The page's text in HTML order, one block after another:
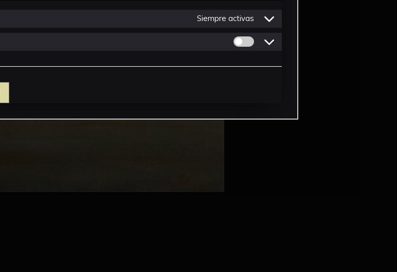
Siempre activas
Permitir cookies de Personalizacion